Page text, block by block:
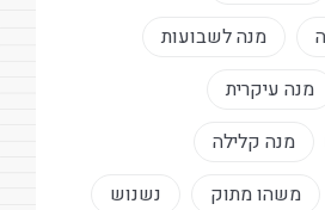
מנה לשבועות
מנה עיקרית
מנה קלילה
משהו מתוק
נשנוש